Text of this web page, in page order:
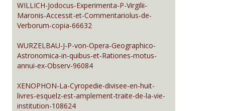
WILLICH-Jodocus-Experimenta-P-Virgilii-
Maronis-Accessit-et-Commentariolus-de-
Verborum-copia-66632
WURZELBAU-J-P-von-Opera-Geographico-
Astronomica-in-quibus-et-Rationes-motus-
annui-ex-Observ-96084
XENOPHON-La-Cyropedie-divisee-en-huit-
livres-esquelz-est-amplement-traite-de-la-vie-
institution-108624